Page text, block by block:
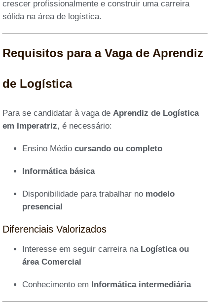
crescer profissionalmente e construir uma carreira
sólida na área de logística.
Requisitos para a Vaga de Aprendiz
de Logística
Para se candidatar à vaga de Aprendiz de Logística
em Imperatriz, é necessário:
Ensino Médio cursando ou completo
Informática básica
Disponibilidade para trabalhar no modelo
presencial
Diferenciais Valorizados
Interesse em seguir carreira na Logística ou
área Comercial
Conhecimento em Informática intermediária